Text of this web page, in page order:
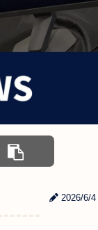
2026/6/4